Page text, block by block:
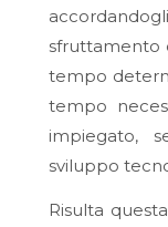
sfruttamento
tempo
tempo
impiegato,
sviluppo
Risulta